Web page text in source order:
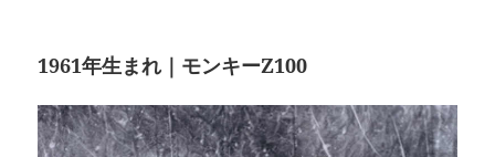
1961年生まれ｜モンキーZ100